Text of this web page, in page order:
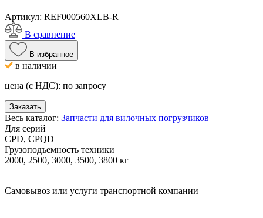
Артикул: REF000560XLB-R
В сравнение
В избранное
в наличии
цена (с НДС): по запросу
Заказать
Весь каталог: Запчасти для вилочных погрузчиков
Для серий
CPD, CPQD
Грузоподъемность техники
2000, 2500, 3000, 3500, 3800 кг
Самовывоз или услуги транспортной компании